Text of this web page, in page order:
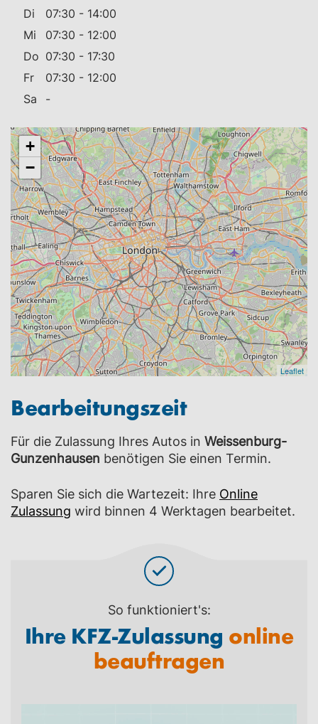
Di
07:30 - 14:00
Mi
07:30 - 12:00
Do 07:30 - 17:30
Fr
07:30 - 12:00
Sa
-
+
−
Leaflet
Bearbeitungszeit
Für die Zulassung Ihres Autos in Weissenburg-
Gunzenhausen benötigen Sie einen Termin.
Sparen Sie sich die Wartezeit: Ihre Online
Zulassung wird binnen 4 Werktagen bearbeitet.
So funktioniert's:
Ihre KFZ-Zulassung online
beauftragen